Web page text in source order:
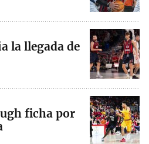
la llegada de
ficha por